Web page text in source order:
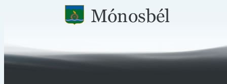
Közérdekű információk
Polgármesteri Hivatal Mónosbél
Közös Hivatal Bélapátfalva